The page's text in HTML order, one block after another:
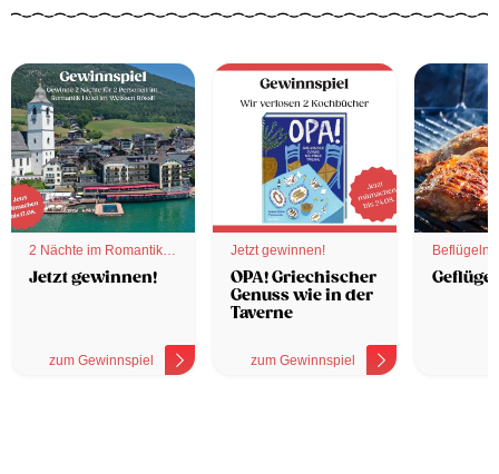
2 Nächte im Romantik
Hotel
Jetzt gewinnen!
zum Gewinnspiel
Jetzt gewinnen!
OPA! Griechischer
Genuss wie in der
Taverne
zum Gewinnspiel